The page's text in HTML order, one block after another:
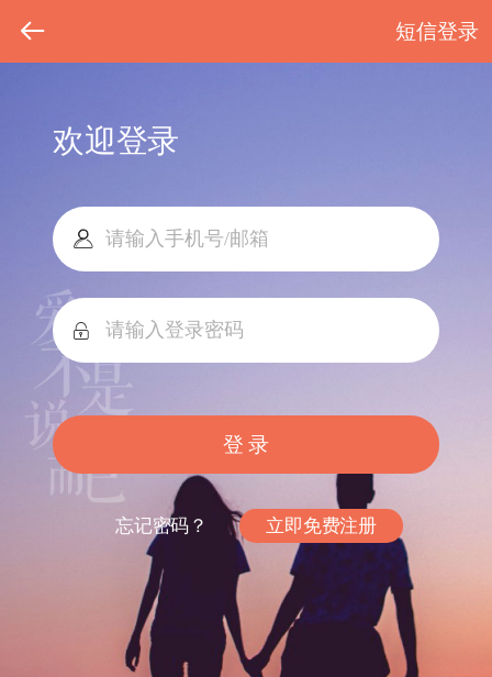
短信登录
欢迎登录
登 录
忘记密码？ 立即免费注册